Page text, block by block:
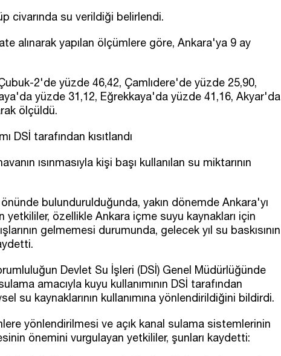
civarında su verildiği belirlendi.
alınarak yapılan ölçümlere göre, Ankara'ya 9 ay
2'de yüzde 46,42, Çamlıdere'de yüzde 25,90,
yüzde 31,12, Eğrekkaya'da yüzde 41,16, Akyar'da
ölçüldü.
DSİ tarafından kısıtlandı
ısınmasıyla kişi başı kullanılan su miktarının
bulundurulduğunda, yakın dönemde Ankara'yı
yetkililer, özellikle Ankara içme suyu kaynakları için
gelmemesi durumunda, gelecek yıl su baskısının
Devlet Su İşleri (DSİ) Genel Müdürlüğünde
amacıyla kuyu kullanımının DSİ tarafından
su kaynaklarının kullanımına yönlendirildiğini bildirdi.
yönlendirilmesi ve açık kanal sulama sistemlerinin
önemini vurgulayan yetkililer, şunları kaydetti: